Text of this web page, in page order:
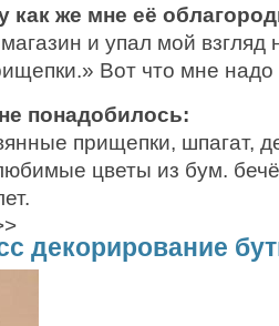
как же мне её
и упал мой
Вот что мне надо
понадобилось:
прищепки, шпагат,
цветы из бум.
декорирование